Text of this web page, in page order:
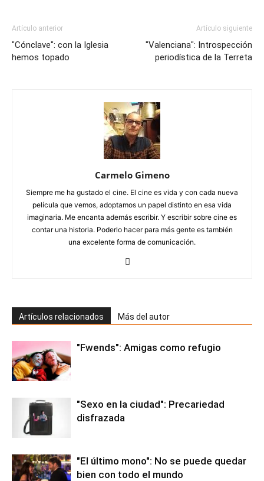
Artículo anterior
"Cónclave": con la Iglesia
hemos topado
Artículo siguiente
"Valenciana": Introspección
periodística de la Terreta
Carmelo Gimeno
Siempre me ha gustado el cine. El cine es vida y con cada nueva
película que vemos, adoptamos un papel distinto en esa vida
imaginaria. Me encanta además escribir. Y escribir sobre cine es
contar una historia. Poderlo hacer para más gente es también
una excelente forma de comunicación.
Artículos relacionados Más del autor
"Fwends": Amigas como refugio
"Sexo en la ciudad": Precariedad
disfrazada
"El último mono": No se puede quedar
bien con todo el mundo